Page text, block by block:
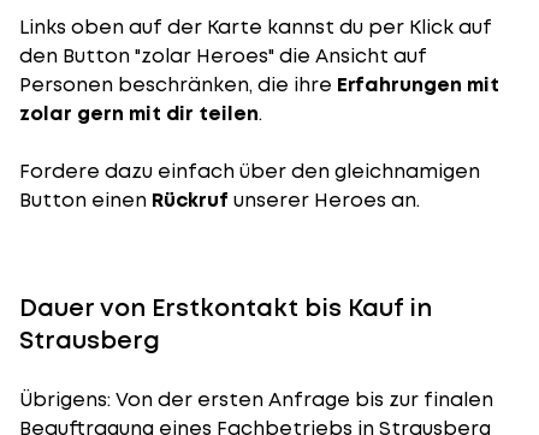
Links oben auf der Karte kannst du per Klick auf
den Button "zolar Heroes" die Ansicht auf
Personen beschränken, die ihre Erfahrungen mit
zolar gern mit dir teilen.
Fordere dazu einfach über den gleichnamigen
Button einen Rückruf unserer Heroes an.
Dauer von Erstkontakt bis Kauf in
Strausberg
Übrigens: Von der ersten Anfrage bis zur finalen
Beauftragung eines Fachbetriebs in Strausberg